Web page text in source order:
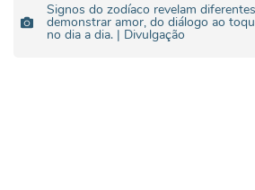
Signos do zodíaco revelam
demonstrar amor, do diálogo ao
no dia a dia. | Divulgação